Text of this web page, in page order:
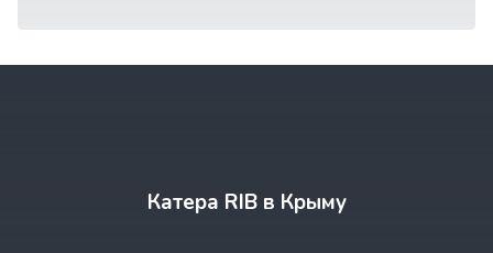
Катера RIB в Крыму